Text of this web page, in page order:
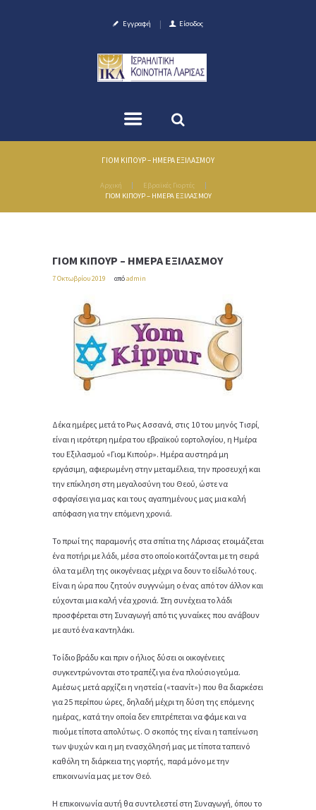
Εγγραφή Είσοδος
ΓΙΟΜ ΚΙΠΟΥΡ – ΗΜΕΡΑ ΕΞΙΛΑΣΜΟΥ
Αρχική
Εβραϊκές Γιορτές
ΓΙΟΜ ΚΙΠΟΥΡ – ΗΜΕΡΑ ΕΞΙΛΑΣΜΟΥ
ΓΙΟΜ ΚΙΠΟΥΡ – ΗΜΕΡΑ ΕΞΙΛΑΣΜΟΥ
7 Οκτωβρίου 2019 απόadmin
Δέκα ημέρες μετά το Ρως Ασσανά, στις 10 του μηνός Τισρί,
είναι η ιερότερη ημέρα του εβραϊκού εορτολογίου, η Ημέρα
του Εξιλασμού «Γιομ Κιπούρ». Ημέρα αυστηρά μη
εργάσιμη, αφιερωμένη στην μεταμέλεια, την προσευχή και
την επίκληση στη μεγαλοσύνη του Θεού, ώστε να
σφραγίσει για μας και τους αγαπημένους μας μια καλή
απόφαση για την επόμενη χρονιά.
Το πρωί της παραμονής στα σπίτια της Λάρισας ετοιμάζεται
ένα ποτήρι με λάδι, μέσα στο οποίο κοιτάζονται με τη σειρά
όλα τα μέλη της οικογένειας μέχρι να δουν το είδωλό τους.
Είναι η ώρα που ζητούν συγγνώμη ο ένας από τον άλλον και
εύχονται μια καλή νέα χρονιά. Στη συνέχεια το λάδι
προσφέρεται στη Συναγωγή από τις γυναίκες που ανάβουν
με αυτό ένα καντηλάκι.
Το ίδιο βράδυ και πριν ο ήλιος δύσει οι οικογένειες
συγκεντρώνονται στο τραπέζι για ένα πλούσιο γεύμα.
Αμέσως μετά αρχίζει η νηστεία («ταανίτ») που θα διαρκέσει
για 25 περίπου ώρες, δηλαδή μέχρι τη δύση της επόμενης
ημέρας, κατά την οποία δεν επιτρέπεται να φάμε και να
πιούμε τίποτα απολύτως. Ο σκοπός της είναι η ταπείνωση
των ψυχών και η μη ενασχόλησή μας με τίποτα ταπεινό
καθόλη τη διάρκεια της γιορτής, παρά μόνο με την
επικοινωνία μας με τον Θεό.
Η επικοινωνία αυτή θα συντελεστεί στη Συναγωγή, όπου το